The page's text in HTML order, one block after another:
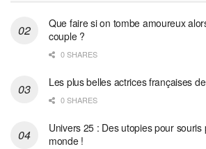
Que faire si on tombe amoureux
couple ?
0 SHARES
Les plus belles actrices françaises
0 SHARES
Univers 25 : Des utopies pour souris
monde !